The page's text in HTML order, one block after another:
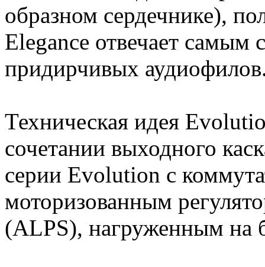
образном сердечнике),
Elegance отвечает самым
придирчивых
Техническая идея
сочетании выходного
серии Evolution с
моторизованным
(ALPS), нагруженным на